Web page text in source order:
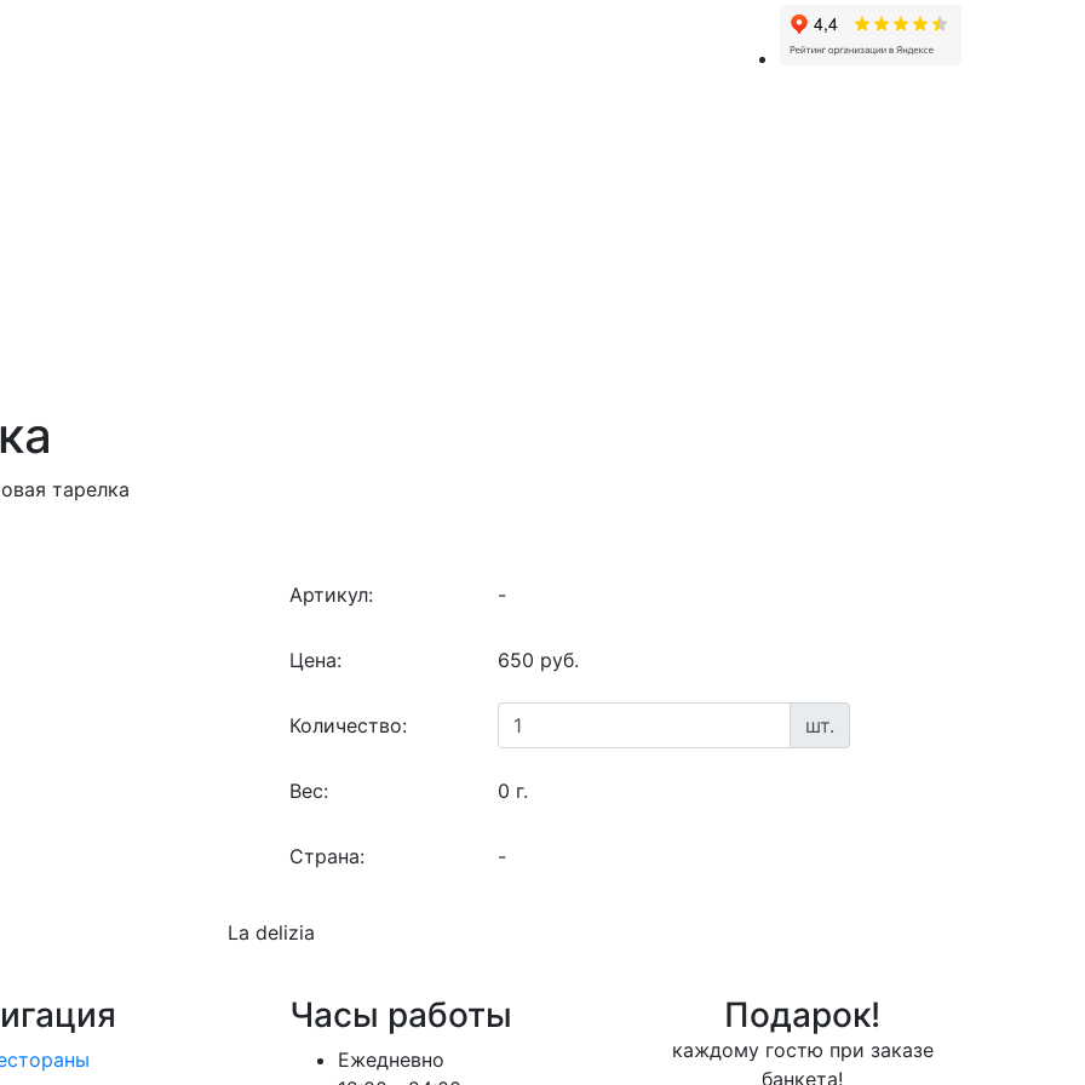
тарелка
Артикул: -
Цена: 650 руб.
Количество: шт.
Вес: 0 г.
Страна: -
La delizia
Часы работы
Ежедневно
Подарок!
каждому гостю при заказе
банкета!